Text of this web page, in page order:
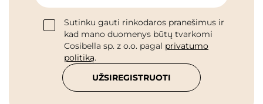
Sutinku gauti rinkodaros pranešimus ir
kad mano duomenys būtų tvarkomi
Cosibella sp. z o.o. pagal privatumo
politiką.
UŽSIREGISTRUOTI